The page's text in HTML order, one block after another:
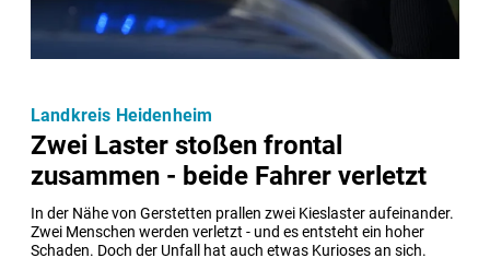
Zwei Laster stoßen frontal
zusammen - beide Fahrer verletzt
In der Nähe von Gerstetten prallen zwei Kieslaster aufeinander.
Zwei Menschen werden verletzt - und es entsteht ein hoher
Schaden. Doch der Unfall hat auch etwas Kurioses an sich.
Landkreis Heidenheim